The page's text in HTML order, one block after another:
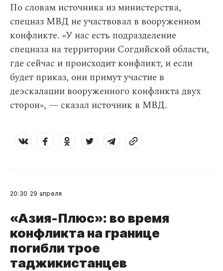
По словам источника из министерства,
спецназ МВД не участвовал в вооруженном
конфликте. «У нас есть подразделение
спецназа на территории Согдийской области,
где сейчас и происходит конфликт, и если
будет приказ, они примут участие в
деэскалации вооруженного конфликта двух
сторон», — сказал источник в МВД.
20:30 29 апреля
«Азия-Плюс»: во время
конфликта на границе
погибли трое
таджикистанцев